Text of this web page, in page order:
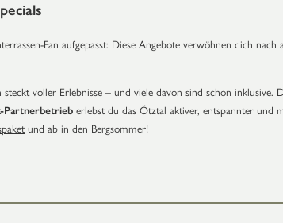
Fan aufgepasst: Diese Angebote verwöhnen dich nach
voller Erlebnisse – und viele davon sind schon inklusive.
Partnerbetrieb erlebst du das Ötztal aktiver, entspannter und
und ab in den Bergsommer!